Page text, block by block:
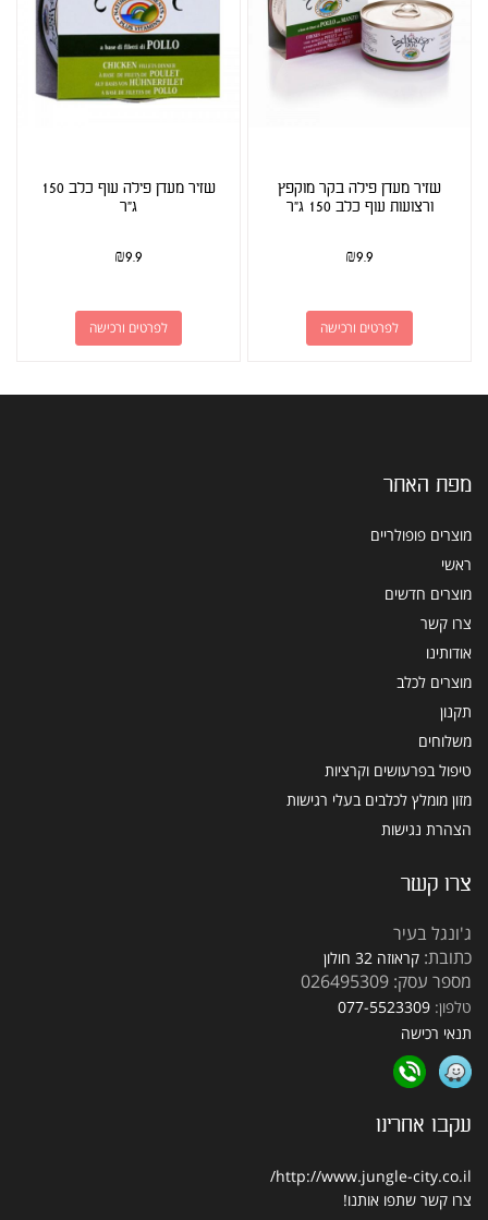
שזיר מעדן פילה בקר מוקפץ
ורצועות עוף כלב 150 ג"ר
₪9.9
לפרטים ורכישה
שזיר מעדן פילה עוף כלב 150
ג"ר
₪9.9
לפרטים ורכישה
מפת האתר
מוצרים פופולריים
ראשי
מוצרים חדשים
צרו קשר
אודותינו
מוצרים לכלב
תקנון
משלוחים
טיפול בפרעושים וקרציות
מזון מומלץ לכלבים בעלי רגישות
הצהרת נגישות
צרו קשר
ג'ונגל בעיר
כתובת: קראוזה 32 חולון
מספר עסק: 026495309
טלפון: 077-5523309
תנאי רכישה
עקבו אחרינו
http://www.jungle-city.co.il/
צרו קשר שתפו אותנו!